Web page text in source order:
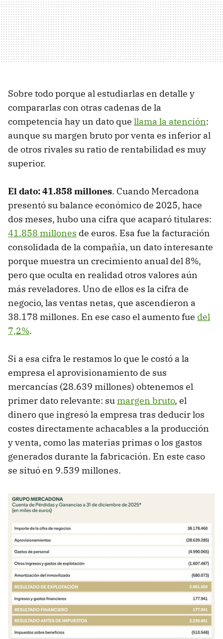
Sobre todo porque al estudiarlas en detalle y
compararlas con otras cadenas de la
competencia hay un dato que llama la atención:
aunque su margen bruto por venta es inferior al
de otros rivales su ratio de rentabilidad es muy
superior.
El dato: 41.858 millones. Cuando Mercadona
presentó su balance económico de 2025, hace
dos meses, hubo una cifra que acaparó titulares:
41.858 millones de euros. Esa fue la facturación
consolidada de la compañía, un dato interesante
porque muestra un crecimiento anual del 8%,
pero que oculta en realidad otros valores aún
más reveladores. Uno de ellos es la cifra de
negocio, las ventas netas, que ascendieron a
38.178 millones. En ese caso el aumento fue del
7,2%.
Si a esa cifra le restamos lo que le costó a la
empresa el aprovisionamiento de sus
mercancías (28.639 millones) obtenemos el
primer dato relevante: sumargen bruto, el
dinero que ingresó la empresa tras deducir los
costes directamente achacables a la producción
y venta, como las materias primas o los gastos
generados durante la fabricación. En este caso
se situó en 9.539 millones.